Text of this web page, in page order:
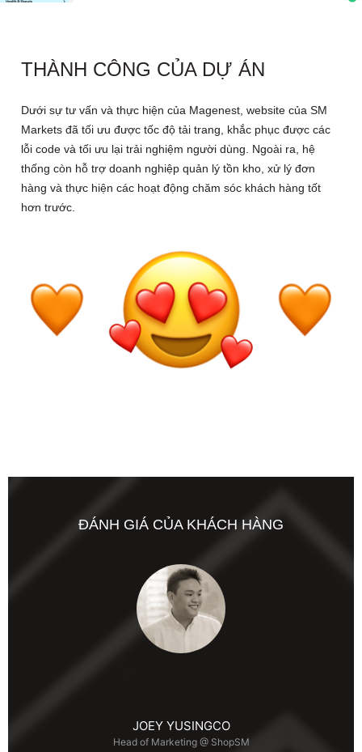
THÀNH CÔNG CỦA DỰ ÁN
Dưới sự tư vấn và thực hiện của Magenest, website của SM
Markets đã tối ưu được tốc độ tải trang, khắc phục được các
lỗi code và tối ưu lại trải nghiệm người dùng. Ngoài ra, hệ
thống còn hỗ trợ doanh nghiệp quản lý tồn kho, xử lý đơn
hàng và thực hiện các hoạt động chăm sóc khách hàng tốt
hơn trước.
ĐÁNH GIÁ CỦA KHÁCH HÀNG
JOEY YUSINGCO
Head of Marketing @ ShopSM